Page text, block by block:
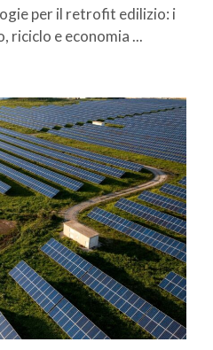
per il retrofit edilizio: i
riciclo e economia ...